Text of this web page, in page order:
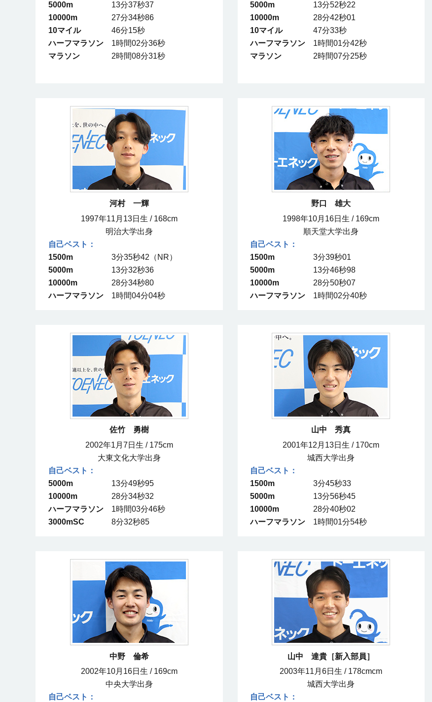
5000m
13分37秒37
10000m
27分34秒86
10マイル
46分15秒
ハーフマラソン
1時間02分36秒
マラソン
2時間08分31秒
5000m
13分52秒22
10000m
28分42秒01
10マイル
47分33秒
ハーフマラソン
1時間01分42秒
マラソン
2時間07分25秒
河村 一輝
1997年11月13日生 / 168cm
明治大学出身
1500m
3分35秒42（NR）
5000m
13分32秒36
10000m
28分34秒80
ハーフマラソン
1時間04分04秒
野口 雄大
1998年10月16日生 / 169cm
順天堂大学出身
1500m
3分39秒01
5000m
13分46秒98
10000m
28分50秒07
ハーフマラソン
1時間02分40秒
佐竹 勇樹
2002年1月7日生 / 175cm
大東文化大学出身
5000m
13分49秒95
10000m
28分34秒32
ハーフマラソン
1時間03分46秒
3000mSC
8分32秒85
山中 秀真
2001年12月13日生 / 170cm
城西大学出身
1500m
3分45秒33
5000m
13分56秒45
10000m
28分40秒02
ハーフマラソン
1時間01分54秒
中野 倫希
2002年10月16日生 / 169cm
中央大学出身
山中 達貴［新入部員］
2003年11月6日生 / 178cmcm
城西大学出身